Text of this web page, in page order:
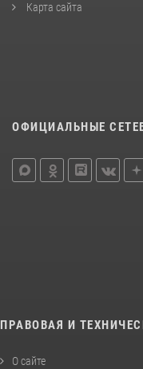
Карта сайта
ОФИЦИАЛЬНЫЕ
ПРАВОВАЯ И
О сайте